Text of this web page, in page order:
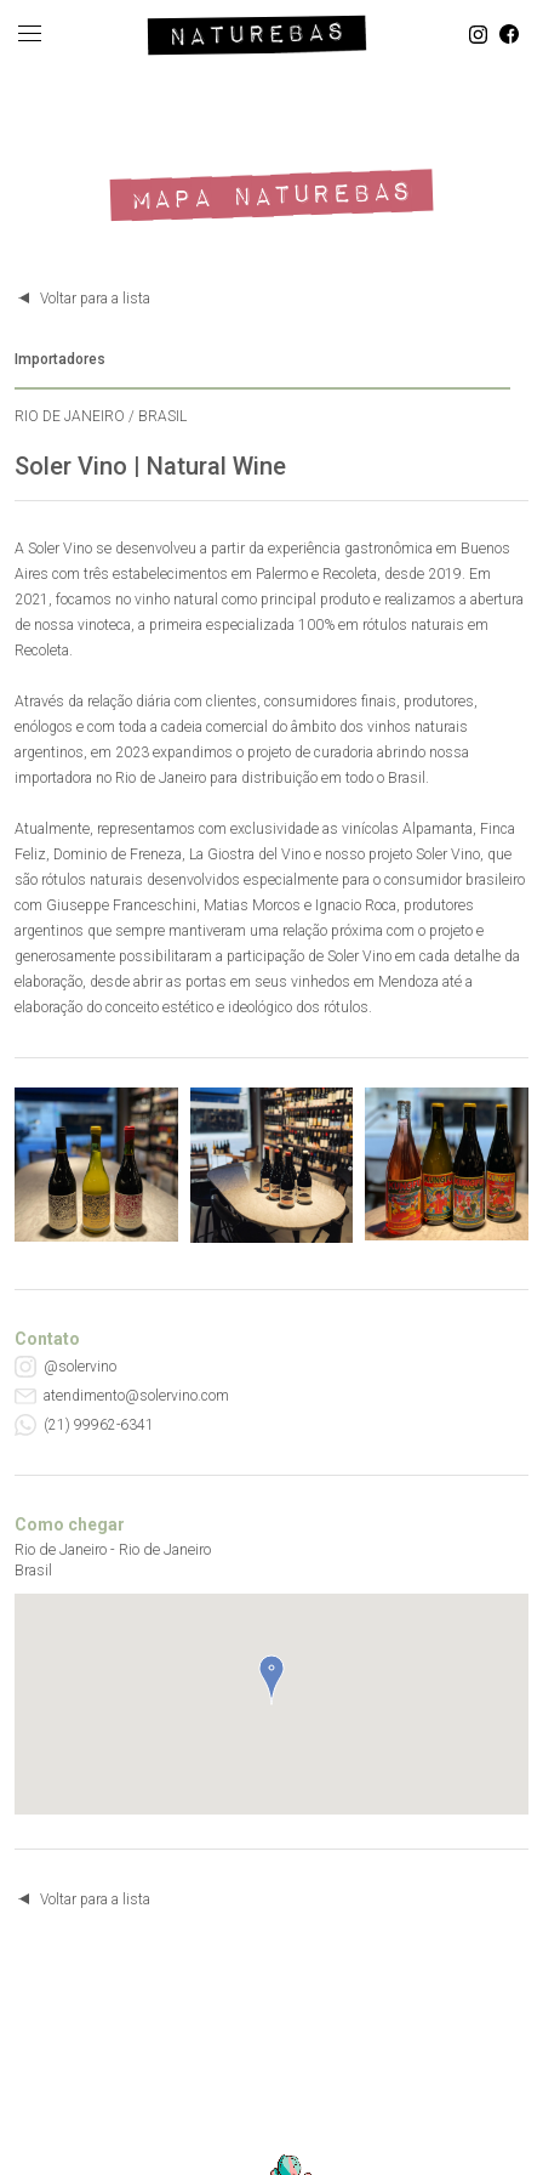
MAPA NATUREBAS
Voltar para a lista
Importadores
RIO DE JANEIRO / BRASIL
Soler Vino | Natural Wine
A Soler Vino se desenvolveu a partir da experiência gastronômica em Buenos
Aires com três estabelecimentos em Palermo e Recoleta, desde 2019. Em
2021, focamos no vinho natural como principal produto e realizamos a abertura
de nossa vinoteca, a primeira especializada 100% em rótulos naturais em
Recoleta.
Através da relação diária com clientes, consumidores finais, produtores,
enólogos e com toda a cadeia comercial do âmbito dos vinhos naturais
argentinos, em 2023 expandimos o projeto de curadoria abrindo nossa
importadora no Rio de Janeiro para distribuição em todo o Brasil.
Atualmente, representamos com exclusividade as vinícolas Alpamanta, Finca
Feliz, Dominio de Freneza, La Giostra del Vino e nosso projeto Soler Vino, que
são rótulos naturais desenvolvidos especialmente para o consumidor brasileiro
com Giuseppe Franceschini, Matias Morcos e Ignacio Roca, produtores
argentinos que sempre mantiveram uma relação próxima com o projeto e
generosamente possibilitaram a participação de Soler Vino em cada detalhe da
elaboração, desde abrir as portas em seus vinhedos em Mendoza até a
elaboração do conceito estético e ideológico dos rótulos.
Contato
@solervino
atendimento@solervino.com
(21) 99962-6341
Como chegar
Rio de Janeiro - Rio de Janeiro
Brasil
Voltar para a lista